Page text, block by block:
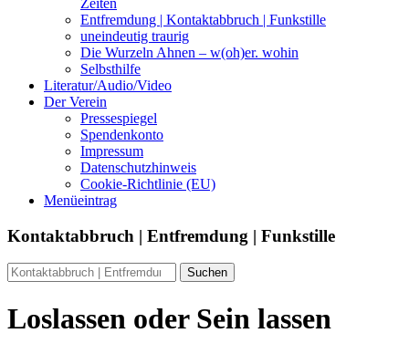
Zeiten
Entfremdung | Kontaktabbruch | Funkstille
uneindeutig traurig
Die Wurzeln Ahnen – w(oh)er. wohin
Selbsthilfe
Literatur/Audio/Video
Der Verein
Pressespiegel
Spendenkonto
Impressum
Datenschutzhinweis
Cookie-Richtlinie (EU)
Menüeintrag
Kontaktabbruch | Entfremdung | Funkstille
Loslassen oder Sein lassen